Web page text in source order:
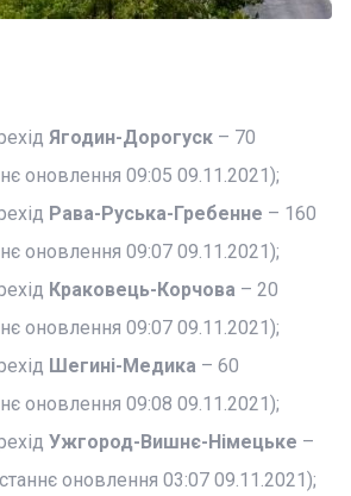
Ягодин-Дорогуск – 70
оновлення 09:05 09.11.2021);
Рава-Руська-Гребенне – 160
оновлення 09:07 09.11.2021);
Краковець-Корчова – 20
оновлення 09:07 09.11.2021);
Шегині-Медика – 60
оновлення 09:08 09.11.2021);
Ужгород-Вишнє-Німецьке –
оновлення 03:07 09.11.2021);